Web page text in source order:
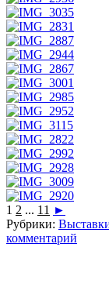
1 2 ... 11 ►
Рубрики:
комментарий